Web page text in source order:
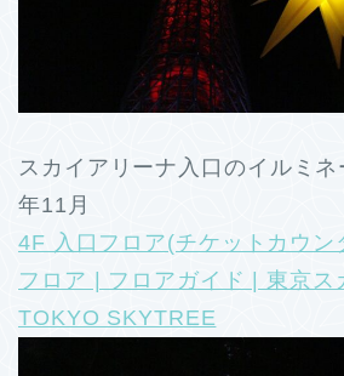
スカイアリーナ入口のイルミ
年11月
4F 入口フロア(チケットカウ
フロア | フロアガイド | 東京ス
TOKYO SKYTREE